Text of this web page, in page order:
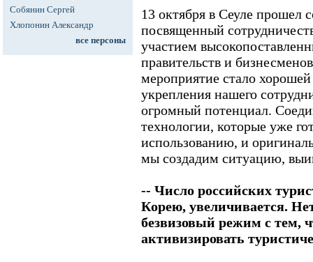
Собянин Сергей
Хлопонин Александр
все персоны
13 октября в Сеуле прошел
посвященный
участием
правительств и
мероприятие стало
укрепления нашего
огромный потенциал.
технологии, которые уже
использованию, и
мы создадим ситуацию,
-- Число российских
Корею, увеличивается.
безвизовый режим с тем,
активизировать